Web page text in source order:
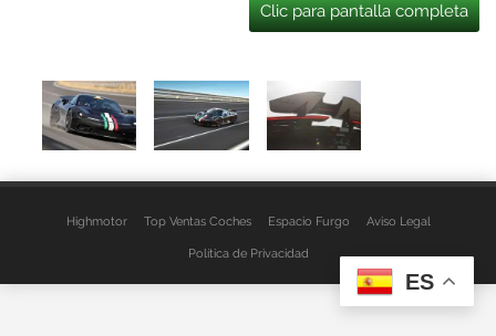
Clic para pantalla completa
Highmotor Top Ventas Coches Espacio Furgo Aviso Legal
Política de Privacidad
ES